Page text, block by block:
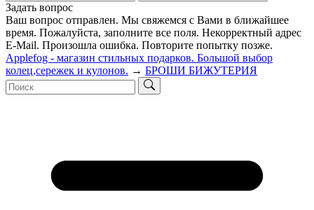
Задать вопрос
Ваш вопрос отправлен. Мы свяжемся с Вами в ближайшее
время. Пожалуйста, заполните все поля. Некорректный адрес
E-Mail. Произошла ошибка. Повторите попытку позже.
Applefog - магазин стильных подарков. Большой выбор
колец,сережек и кулонов. → БРОШИ БИЖУТЕРИЯ